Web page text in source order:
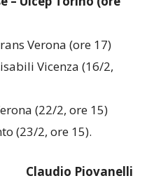
Verona (ore 17)
Vicenza (16/2,
(22/2, ore 15)
(23/2, ore 15).
Claudio Piovanelli